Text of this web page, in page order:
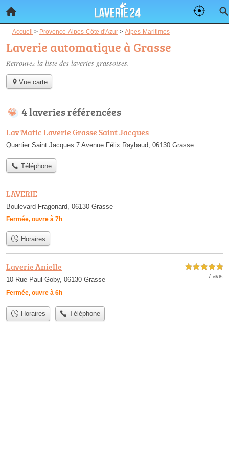
Accueil > Provence-Alpes-Côte d'Azur > Alpes-Maritimes
Laverie automatique à Grasse
Retrouvez la liste des laveries grassoises.
Vue carte
4 laveries référencées
Lav'Matic Laverie Grasse Saint Jacques
Quartier Saint Jacques 7 Avenue Félix Raybaud, 06130 Grasse
Téléphone
LAVERIE
Boulevard Fragonard, 06130 Grasse
Fermée, ouvre à 7h
Horaires
Laverie Anielle
10 Rue Paul Goby, 06130 Grasse
Fermée, ouvre à 6h
5,0 étoiles sur 5
7 avis
Horaires Téléphone